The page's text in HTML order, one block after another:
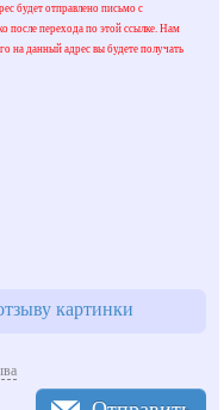
будет отправлено письмо с
после перехода по этой ссылке. Нам
на данный адрес вы будете получать
картинки